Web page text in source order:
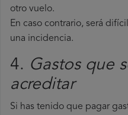
otro vuelo.
En caso contrario, será
una incidencia.
4. Gastos que
acreditar
Si has tenido que pagar